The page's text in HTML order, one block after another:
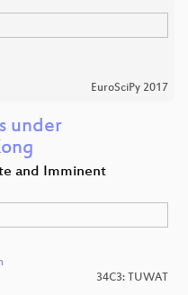
EuroSciPy 2017
under
and Imminent
34C3: TUWAT